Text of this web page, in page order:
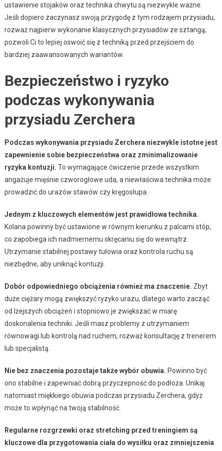
ustawienie stojaków oraz technika chwytu są niezwykle ważne.
Jeśli dopiero zaczynasz swoją przygodę z tym rodzajem przysiadu,
rozważ najpierw wykonanie klasycznych przysiadów ze sztangą;
pozwoli Ci to lepiej oswoić się z techniką przed przejściem do
bardziej zaawansowanych wariantów.
Bezpieczeństwo i ryzyko
podczas wykonywania
przysiadu Zerchera
Podczas wykonywania przysiadu Zerchera niezwykle istotne jest
zapewnienie sobie bezpieczeństwa oraz zminimalizowanie
ryzyka kontuzji. To wymagające ćwiczenie przede wszystkim
angażuje mięśnie czworogłowe uda, a niewłaściwa technika może
prowadzić do urazów stawów czy kręgosłupa.
Jednym z kluczowych elementów jest prawidłowa technika.
Kolana powinny być ustawione w równym kierunku z palcami stóp,
co zapobiega ich nadmiernemu skręcaniu się do wewnątrz.
Utrzymanie stabilnej postawy tułowia oraz kontrola ruchu są
niezbędne, aby uniknąć kontuzji.
Dobór odpowiedniego obciążenia również ma znaczenie. Zbyt
duże ciężary mogą zwiększyć ryzyko urazu, dlatego warto zacząć
od lżejszych obciążeń i stopniowo je zwiększać w miarę
doskonalenia techniki. Jeśli masz problemy z utrzymaniem
równowagi lub kontrolą nad ruchem, rozważ konsultację z trenerem
lub specjalistą.
Nie bez znaczenia pozostaje także wybór obuwia. Powinno być
ono stabilne i zapewniać dobrą przyczepność do podłoża. Unikaj
natomiast miękkiego obuwia podczas przysiadu Zerchera, gdyż
może to wpłynąć na twoją stabilność.
Regularne rozgrzewki oraz stretching przed treningiem są
kluczowe dla przygotowania ciała do wysiłku oraz zmniejszenia